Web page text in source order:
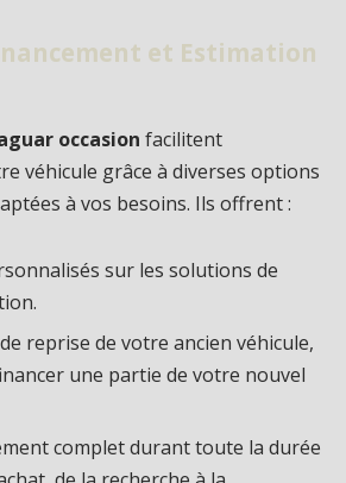
et Estimation
occasion facilitent
véhicule grâce à diverses options
à vos besoins. Ils offrent :
sur les solutions de
reprise de votre ancien véhicule,
une partie de votre nouvel
complet durant toute la durée